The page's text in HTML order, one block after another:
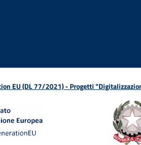
EU (DL 77/2021) - Progetti